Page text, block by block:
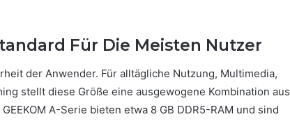
Für Die Meisten Nutzer
der Anwender. Für alltägliche Nutzung, Multimedia,
stellt diese Größe eine ausgewogene Kombination aus
A-Serie bieten etwa 8 GB DDR5-RAM und sind